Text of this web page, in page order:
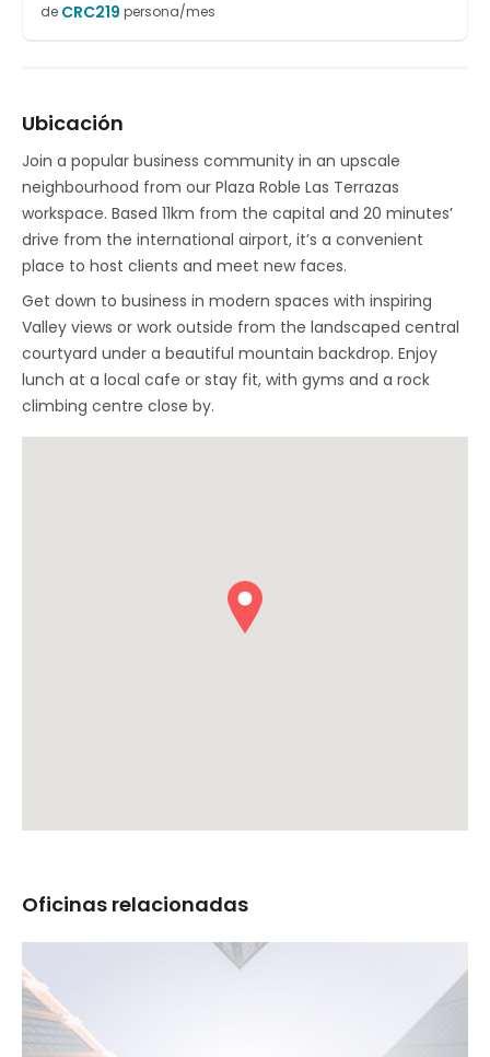
de CRC219 persona/mes
Ubicación
Join a popular business community in an upscale
neighbourhood from our Plaza Roble Las Terrazas
workspace. Based 11km from the capital and 20 minutes’
drive from the international airport, it’s a convenient
place to host clients and meet new faces.
Get down to business in modern spaces with inspiring
Valley views or work outside from the landscaped central
courtyard under a beautiful mountain backdrop. Enjoy
lunch at a local cafe or stay fit, with gyms and a rock
climbing centre close by.
Oficinas relacionadas